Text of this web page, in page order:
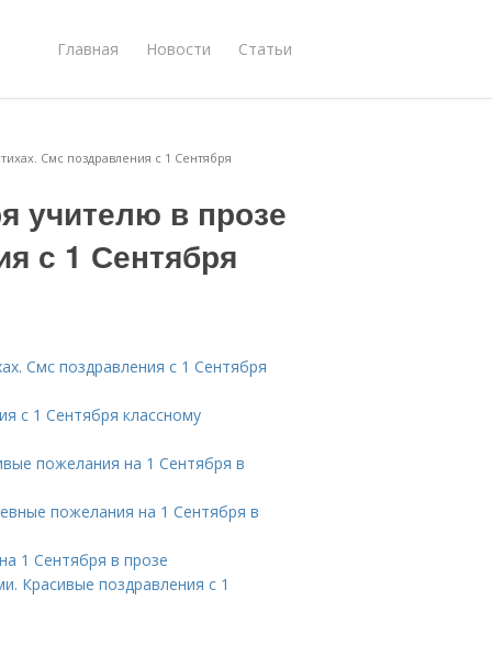
Главная Новости Статьи
Смс поздравления с 1 Сентября
учителю в прозе
с 1 Сентября
Смс поздравления с 1 Сентября
с 1 Сентября классному
пожелания на 1 Сентября в
пожелания на 1 Сентября в
1 Сентября в прозе
Красивые поздравления с 1